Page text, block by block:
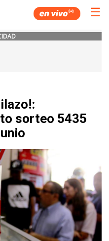
☰
sorteo 5435